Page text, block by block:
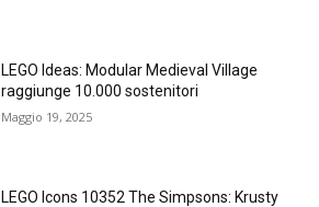
LEGO Ideas: Modular Medieval Village
raggiunge 10.000 sostenitori
Maggio 19, 2025
LEGO Icons 10352 The Simpsons: Krusty